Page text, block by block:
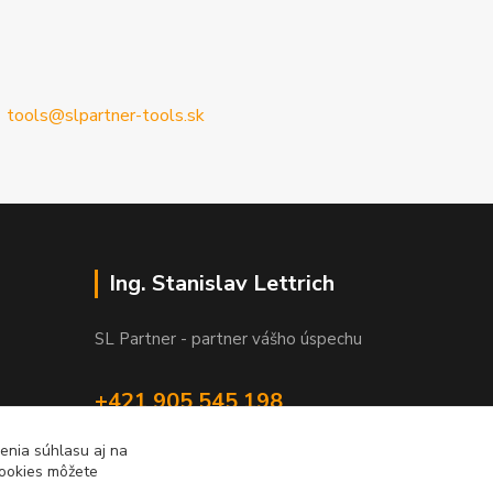
tools@slpartner-tools.sk
Ing. Stanislav Lettrich
SL Partner - partner vášho úspechu
+421 905 545 198
súhlasu aj na
môžete